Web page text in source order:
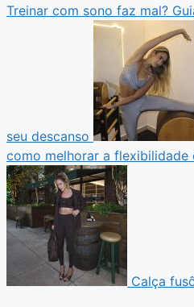
Treinar com sono faz mal?
seu descanso
como melhorar a flexibilidade
Calça